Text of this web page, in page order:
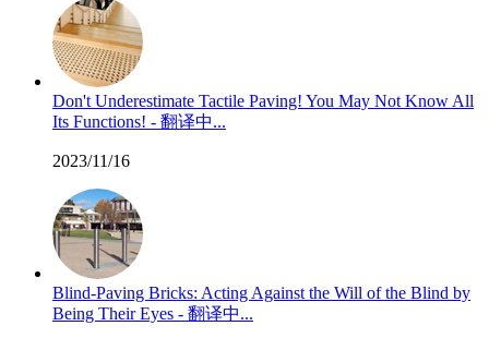
Don't Underestimate Tactile Paving! You May Not Know All
Its Functions! - 翻译中...
2023/11/16
Blind-Paving Bricks: Acting Against the Will of the Blind by
Being Their Eyes - 翻译中...